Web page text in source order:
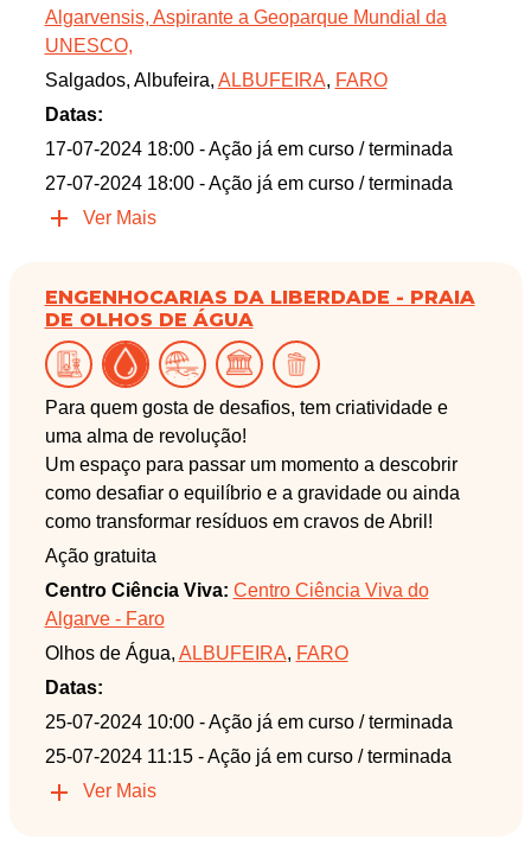
Algarvensis, Aspirante a Geoparque Mundial da
UNESCO,
Salgados, Albufeira, ALBUFEIRA, FARO
Datas:
17-07-2024 18:00 - Ação já em curso / terminada
27-07-2024 18:00 - Ação já em curso / terminada
Ver Mais
ENGENHOCARIAS DA LIBERDADE - PRAIA
DE OLHOS DE ÁGUA
Para quem gosta de desafios, tem criatividade e
uma alma de revolução!
Um espaço para passar um momento a descobrir
como desafiar o equilíbrio e a gravidade ou ainda
como transformar resíduos em cravos de Abril!
Ação gratuita
Centro Ciência Viva: Centro Ciência Viva do
Algarve - Faro
Olhos de Água, ALBUFEIRA, FARO
Datas:
25-07-2024 10:00 - Ação já em curso / terminada
25-07-2024 11:15 - Ação já em curso / terminada
Ver Mais